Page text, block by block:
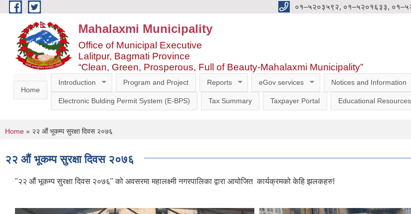
Skip to main content ०१–५२०३५९२, ०१–५२०१६३३,
Mahalaxmi Municipality
Office of Municipal Executive
Lalitpur, Bagmati Province
“Clean, Green, Prosperous, Full of Beauty-Mahalaxmi Municipality”
Home
Introduction Program and Project Reports eGov services Notices and Information
Electronic Bulding Permit System (E-BPS) Tax Summary Taxpayer Portal Educational Resources
You are here
Home » २२ औं भूकम्प सुरक्षा दिवस २०७६
२२ औं भूकम्प सुरक्षा दिवस २०७६
"२२ औं भूकम्प सुरक्षा दिवस २०७६" को अवसरमा महालक्ष्मी नगरपालिका द्वारा आयोजित कार्यक्रमको केहि झलकहरु!